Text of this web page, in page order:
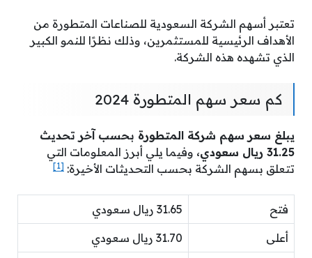
تعتبر أسهم الشركة السعودية للصناعات المتطورة من
الأهداف الرئيسية للمستثمرين، وذلك نظرًا للنمو الكبير
الذي تشهده هذه الشركة.
كم سعر سهم المتطورة 2024
يبلغ سعر سهم شركة المتطورة بحسب آخر تحديث
31.25 ريال سعودي،
وفيما يلي أبرز المعلومات التي
تتعلق بسهم الشركة بحسب التحديثات الأخيرة: [1]
فتح 31.65 ريال سعودي
أعلى 31.70 ريال سعودي